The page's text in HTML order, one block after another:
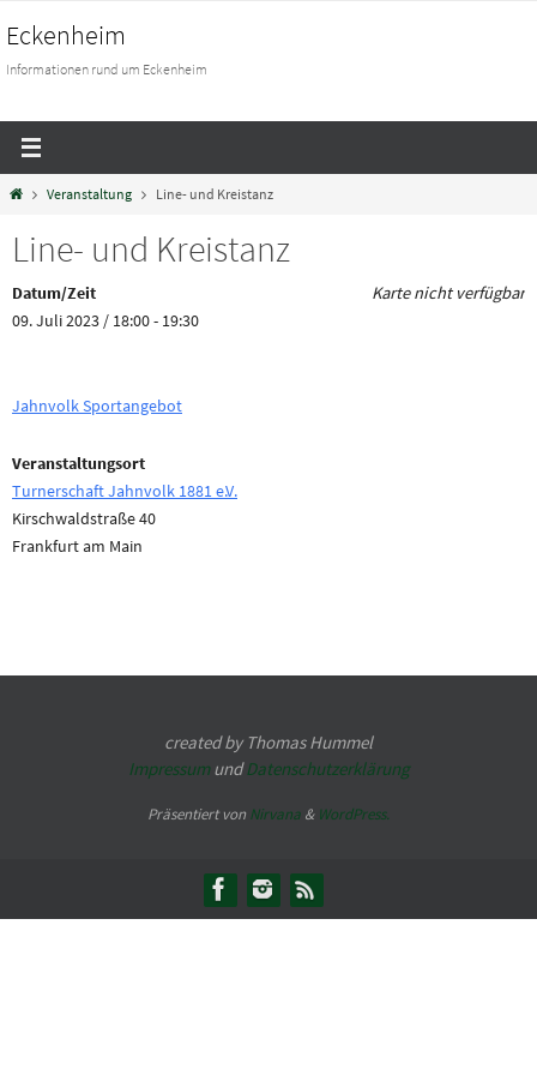
Eckenheim
Informationen rund um Eckenheim
Veranstaltung Line- und Kreistanz
Line- und Kreistanz
Karte nicht verfügbar
Datum/Zeit
09. Juli 2023 / 18:00 - 19:30
Jahnvolk Sportangebot
Veranstaltungsort
Turnerschaft Jahnvolk 1881 e.V.
Kirschwaldstraße 40
Frankfurt am Main
created by Thomas Hummel
ImpressumundDatenschutzerklärung
Präsentiert von Nirvana & WordPress.